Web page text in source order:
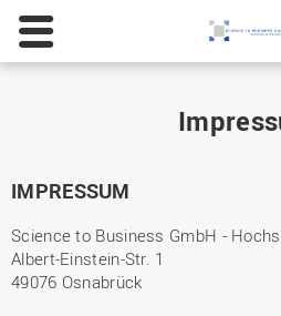
IMPRESSUM
Science to Business GmbH -
Albert-Einstein-Str. 1
49076 Osnabrück